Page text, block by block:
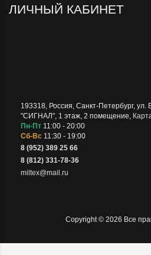
ЛИЧНЫЙ КАБИНЕТ
193318, Россия, Санкт-Петербург, ул.
"СИГНАЛ", 1 этаж, 2 помещение,
Пн-Пт 11:00 - 20:00
Сб-Вс 11:30 - 19:00
8 (952) 389 25 66
8 (812) 331-78-36
miltex@mail.ru
Copyright © 2026 Все